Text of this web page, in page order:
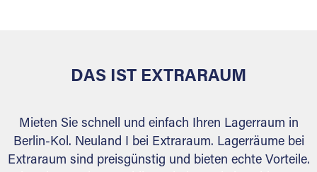
DAS IST EXTRARAUM
Mieten Sie schnell und einfach Ihren Lagerraum in
Berlin-Kol. Neuland I bei Extraraum. Lagerräume bei
Extraraum sind preisgünstig und bieten echte Vorteile.